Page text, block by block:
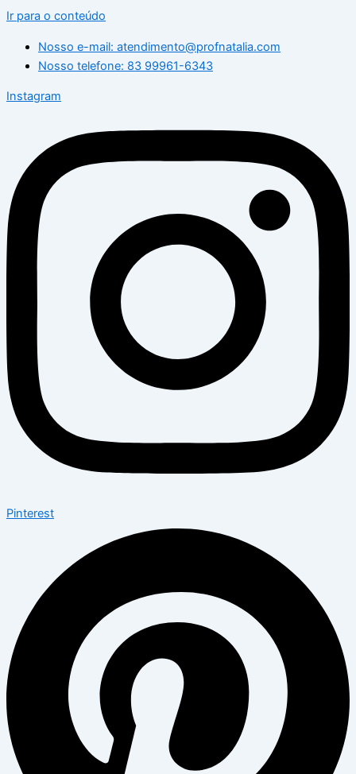
Ir para o conteúdo
Nosso e-mail: atendimento@profnatalia.com
Nosso telefone: 83 99961-6343
Instagram
Pinterest